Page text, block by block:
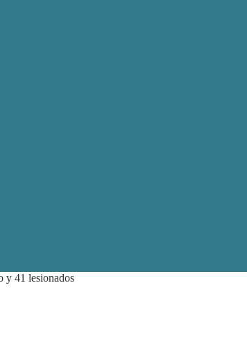
y 41 lesionados